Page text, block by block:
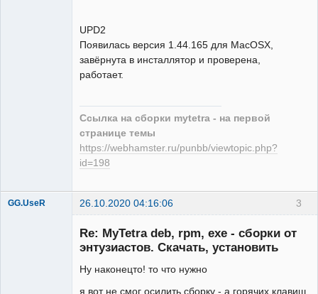
UPD2
Появилась версия 1.44.165 для MacOSX,
завёрнута в инсталлятор и проверена,
работает.
Ссылка на сборки mytetra - на первой
странице темы
https://webhamster.ru/punbb/viewtopic.php?
id=198
3
GG.UseR 26.10.2020 04:16:06
Re: MyTetra deb, rpm, exe - сборки от
энтузиастов. Скачать, установить
Ну наконецто! то что нужно
я вот не смог осилить сборку - а горячих клавиш